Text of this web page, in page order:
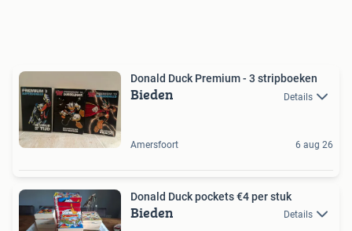
Donald Duck Premium - 3 stripboeken
Bieden Details
Amersfoort 6 aug 26
Donald Duck pockets €4 per stuk
Bieden Details